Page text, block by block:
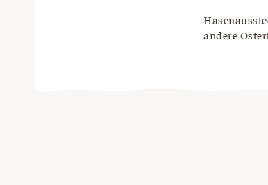
andere